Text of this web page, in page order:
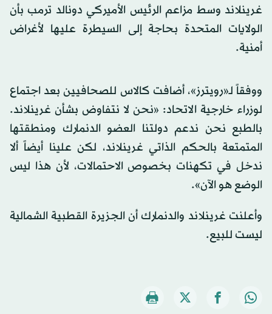
غرينلاند وسط مزاعم الرئيس الأميركي دونالد ترمب بأن
الولايات المتحدة بحاجة إلى السيطرة عليها لأغراض
أمنية.
ووفقاً لـ«رويترز»، أضافت كالاس للصحافيين بعد اجتماع
لوزراء خارجية الاتحاد: «نحن لا نتفاوض بشأن غرينلاند.
بالطبع نحن ندعم دولتنا العضو الدنمارك ومنطقتها
المتمتعة بالحكم الذاتي غرينلاند، لكن علينا أيضاً ألا
ندخل في تكهنات بخصوص الاحتمالات، لأن هذا ليس
الوضع هو الآن».
وأعلنت غرينلاند والدنمارك أن الجزيرة القطبية الشمالية
ليست للبيع.